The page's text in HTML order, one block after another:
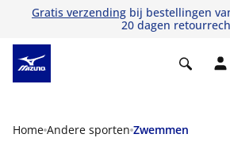
Gratis verzending bij bestellingen
20 dagen
Home Andere sporten Zwemmen